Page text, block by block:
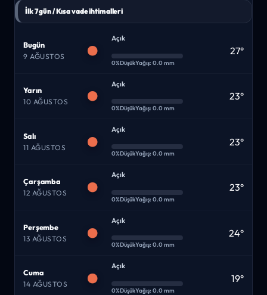
İlk 7 gün / Kısa vade ihtimalleri
Bugün
9 AĞUSTOS
Açık
0%DüşükYağış: 0.0 mm
27°
Yarın
10 AĞUSTOS
Açık
0%DüşükYağış: 0.0 mm
23°
Salı
11 AĞUSTOS
Açık
0%DüşükYağış: 0.0 mm
23°
Çarşamba
12 AĞUSTOS
Açık
0%DüşükYağış: 0.0 mm
23°
Perşembe
13 AĞUSTOS
Açık
0%DüşükYağış: 0.0 mm
24°
Cuma
14 AĞUSTOS
Açık
0%DüşükYağış: 0.0 mm
19°